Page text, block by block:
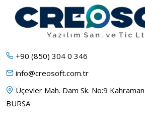
+90 (850) 304 0 346
info@creosoft.com.tr
Üçevler Mah. Dam Sk. No:9
BURSA